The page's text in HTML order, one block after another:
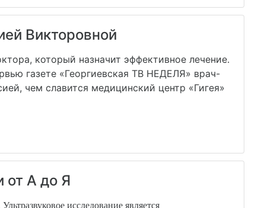
Викторовной
который назначит эффективное лечение.
газете «Георгиевская ТВ НЕДЕЛЯ» врач-
чем славится медицинский центр «Гигея»
от А до Я
исследование является